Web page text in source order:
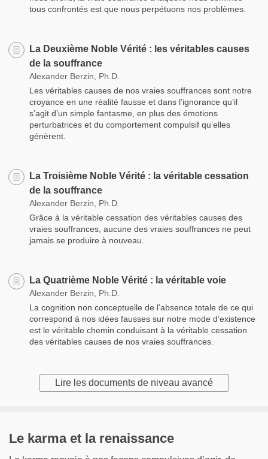
tous confrontés est que nous perpétuons nos problèmes.
La Deuxième Noble Vérité : les véritables causes
de la souffrance
Alexander Berzin, Ph.D.
Les véritables causes de nos vraies souffrances sont notre
croyance en une réalité fausse et dans l’ignorance qu’il
s’agit d’un simple fantasme, en plus des émotions
perturbatrices et du comportement compulsif qu’elles
génèrent.
La Troisième Noble Vérité : la véritable cessation
de la souffrance
Alexander Berzin, Ph.D.
Grâce à la véritable cessation des véritables causes des
vraies souffrances, aucune des vraies souffrances ne peut
jamais se produire à nouveau.
La Quatrième Noble Vérité : la véritable voie
Alexander Berzin, Ph.D.
La cognition non conceptuelle de l’absence totale de ce qui
correspond à nos idées fausses sur notre mode d’existence
est le véritable chemin conduisant à la véritable cessation
des véritables causes de nos vraies souffrances.
Lire les documents de niveau avancé
Le karma et la renaissance